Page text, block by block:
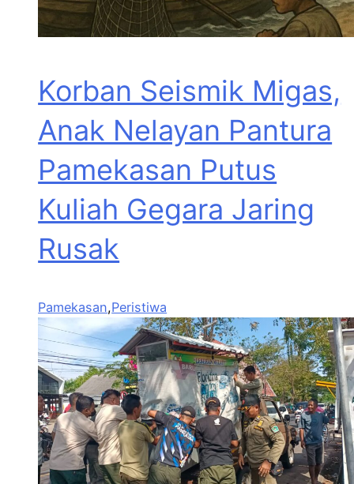
Korban Seismik Migas,
Anak Nelayan Pantura
Pamekasan Putus
Kuliah Gegara Jaring
Rusak
Pamekasan,Peristiwa